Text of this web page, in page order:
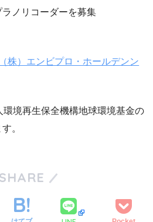
ノリコーダーを募集
（株）エンビプロ・ホールデンン
境再生保全機構地球環境基金の
。
SHARE